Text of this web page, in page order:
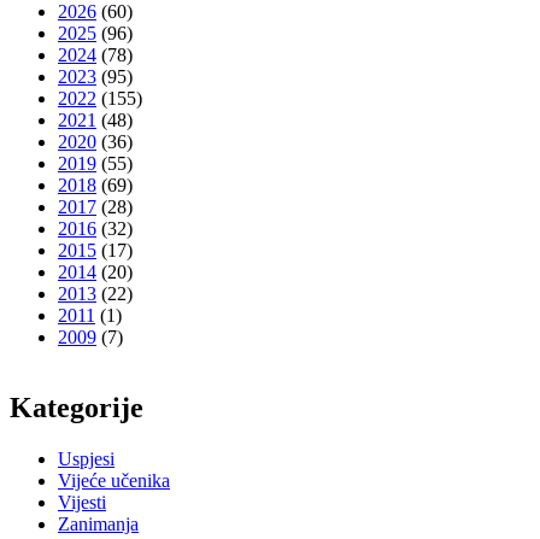
2026 (60)
2025 (96)
2024 (78)
2023 (95)
2022 (155)
2021 (48)
2020 (36)
2019 (55)
2018 (69)
2017 (28)
2016 (32)
2015 (17)
2014 (20)
2013 (22)
2011 (1)
2009 (7)
Kategorije
Uspjesi
Vijeće učenika
Vijesti
Zanimanja